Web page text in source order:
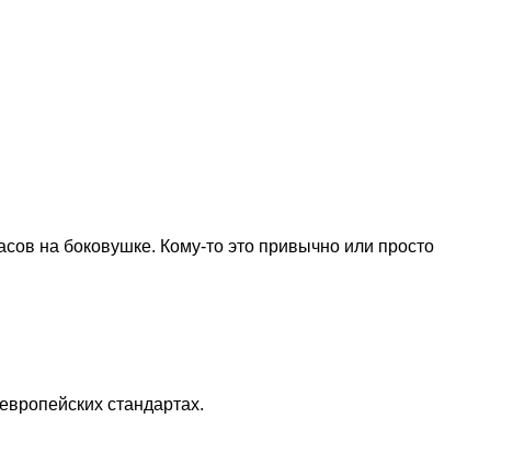
на боковушке. Кому-то это привычно или просто
стандартах.